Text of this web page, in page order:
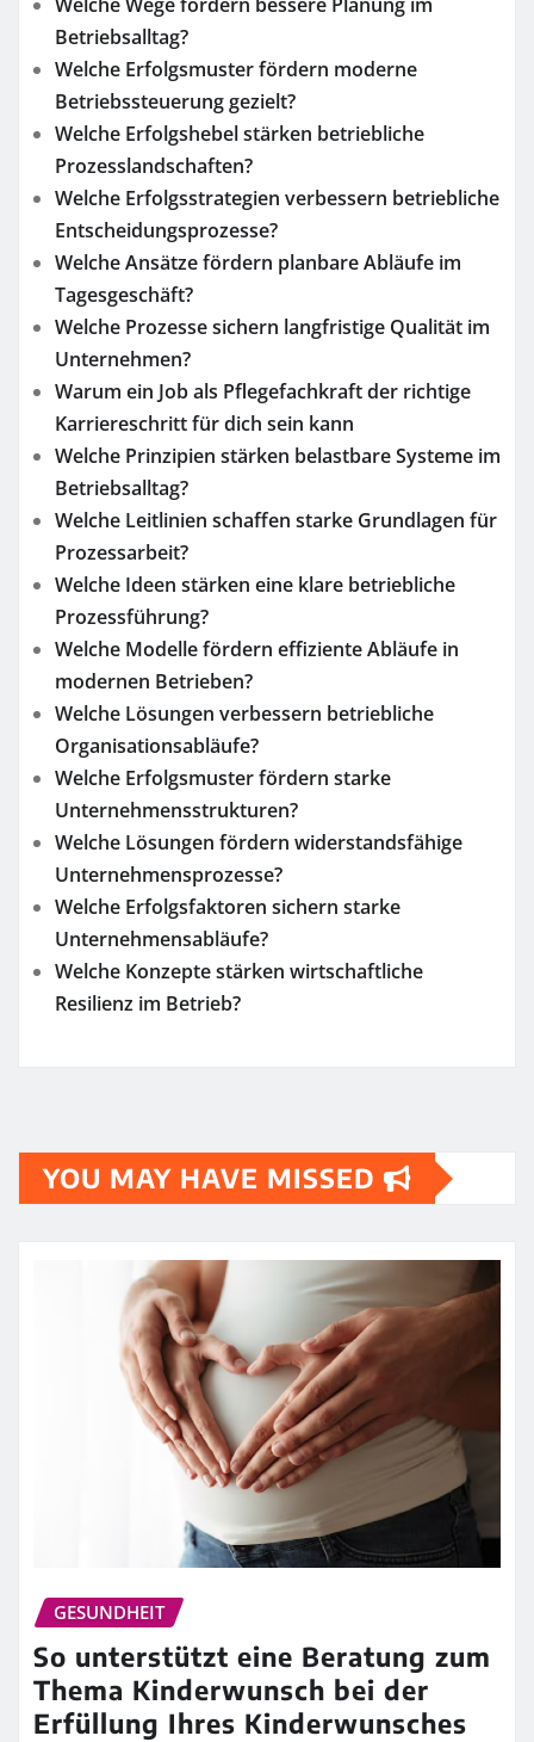
Betriebsalltag?
Welche Erfolgsmuster fördern moderne
Betriebssteuerung gezielt?
Welche Erfolgshebel stärken betriebliche
Prozesslandschaften?
Welche Erfolgsstrategien verbessern betriebliche
Entscheidungsprozesse?
Welche Ansätze fördern planbare Abläufe im
Tagesgeschäft?
Welche Prozesse sichern langfristige Qualität im
Unternehmen?
Warum ein Job als Pflegefachkraft der richtige
Karriereschritt für dich sein kann
Welche Prinzipien stärken belastbare Systeme im
Betriebsalltag?
Welche Leitlinien schaffen starke Grundlagen für
Prozessarbeit?
Welche Ideen stärken eine klare betriebliche
Prozessführung?
Welche Modelle fördern effiziente Abläufe in
modernen Betrieben?
Welche Lösungen verbessern betriebliche
Organisationsabläufe?
Welche Erfolgsmuster fördern starke
Unternehmensstrukturen?
Welche Lösungen fördern widerstandsfähige
Unternehmensprozesse?
Welche Erfolgsfaktoren sichern starke
Unternehmensabläufe?
Welche Konzepte stärken wirtschaftliche
Resilienz im Betrieb?
YOU MAY HAVE MISSED
GESUNDHEIT
So unterstützt eine Beratung zum
Thema Kinderwunsch bei der
Erfüllung Ihres Kinderwunsches